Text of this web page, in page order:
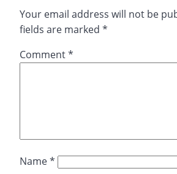
Your email address will not be
fields are marked *
Comment*
Name*